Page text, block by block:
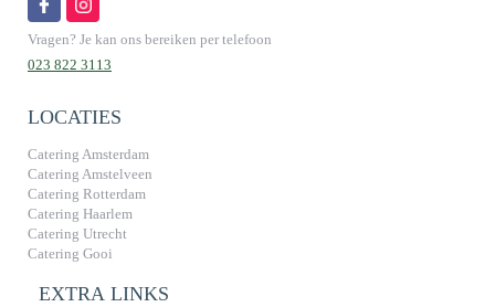
Vragen? Je kan ons bereiken per telefoon
023 822 3113
LOCATIES
Catering Amsterdam
Catering Amstelveen
Catering Rotterdam
Catering Haarlem
Catering Utrecht
Catering Gooi
EXTRA LINKS